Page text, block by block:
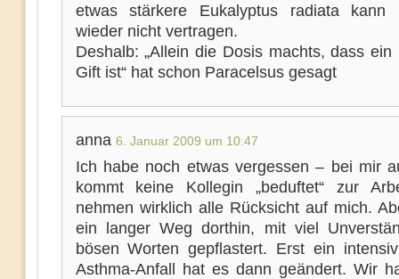
etwas stärkere Eukalyptus radiata kann
wieder nicht vertragen.
Deshalb: „Allein die Dosis machts, dass ein
Gift ist“ hat schon Paracelsus gesagt
anna 6. Januar 2009 um 10:47
Ich habe noch etwas vergessen – bei mir
kommt keine Kollegin „beduftet“ zur
nehmen wirklich alle Rücksicht auf mich.
ein langer Weg dorthin, mit viel
bösen Worten gepflastert. Erst ein
Asthma-Anfall hat es dann geändert. Wir